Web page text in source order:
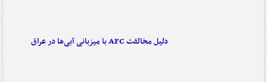
دلیل مخالفت AFC با میزبانی آبی‌ها در عراق